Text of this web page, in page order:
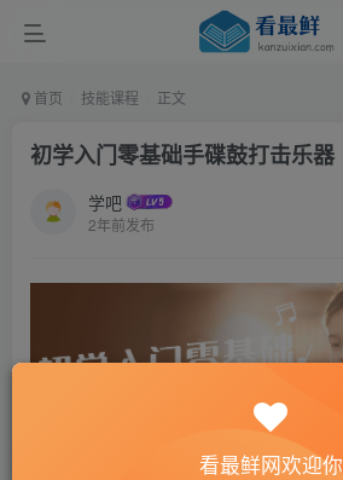
首页 技能课程 正文
初学入门零基础手碟鼓打击乐器
学吧
2年前发布
看最鲜网欢迎你